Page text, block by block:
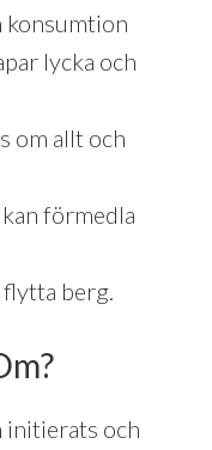
konsumtion
lycka och
om allt och
förmedla
berg.
initierats och